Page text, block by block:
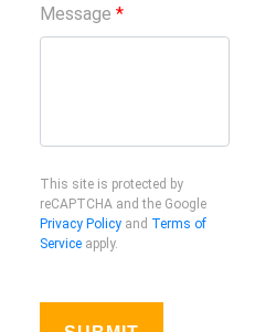
Message *
This site is protected by
reCAPTCHA and the Google
Privacy Policy and Terms of
Service apply.